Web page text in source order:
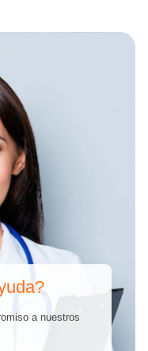
a nuestros